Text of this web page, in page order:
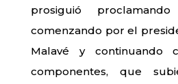
prosiguió
comenzando por el
Malavé y
componentes, que